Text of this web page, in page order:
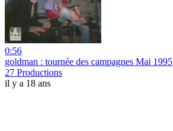
0:56
goldman : tournée des campagnes Mai 1995
27 Productions
il y a 18 ans